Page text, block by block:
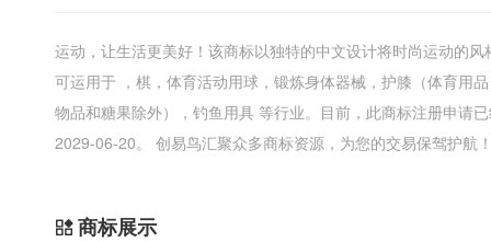
运动，让生活更美好！该商标以独特的中文设计将时尚运动的
可运用于 ，棋，体育活动用球，锻炼身体器械，护膝（体育用
物品和糖果除外），钓鱼用具 等行业。目前，此商标注册申请
2029-06-20。 创易鸟汇聚众多商标资源，为您的交易保驾护航
商标展示